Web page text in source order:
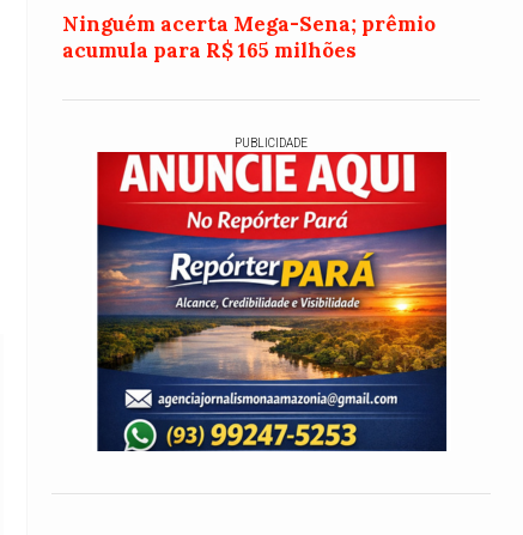
Ninguém acerta Mega-Sena; prêmio
acumula para R$ 165 milhões
PUBLICIDADE